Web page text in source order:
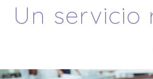
Un servicio